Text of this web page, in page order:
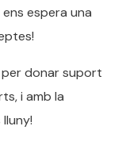
espera una
per donar suport
i amb la